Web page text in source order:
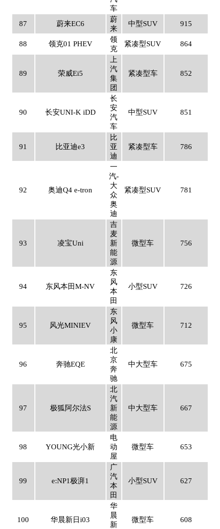
车
87
蔚来EC6
蔚
来
中型SUV 915
88 领克01 PHEV
领
克
紧凑型SUV 864
89 荣威Ei5
上
汽
集
团
紧凑型车 852
90 长安UNI-K iDD
长
安
汽
车
中型SUV 851
91 比亚迪e3
比
亚
迪
紧凑型车 786
92 奥迪Q4 e-tron
一
汽-
大
众
奥
迪
紧凑型SUV 781
93 凌宝Uni
吉
麦
新
能
源
微型车 756
94 东风本田M-NV
东
风
本
田
小型SUV 726
95 风光MINIEV
东
风
小
康
微型车 712
96 奔驰EQE
北
京
奔
驰
中大型车 675
97 极狐阿尔法S
北
汽
新
能
源
中大型车 667
98 YOUNG光小新
电
动
屋
微型车 653
99 e:NP1极湃1
广
汽
本
田
小型SUV 627
100 华晨新日i03
华
晨
新
微型车 608